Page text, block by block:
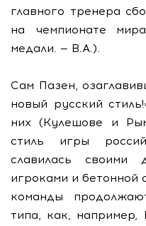
главного тренера
на чемпионате
медали. — В.А.).
Сам Пазен,
новый русский
них (Кулешове и
стиль игры
славилась своими
игроками и бетонной
команды
типа, как, например,